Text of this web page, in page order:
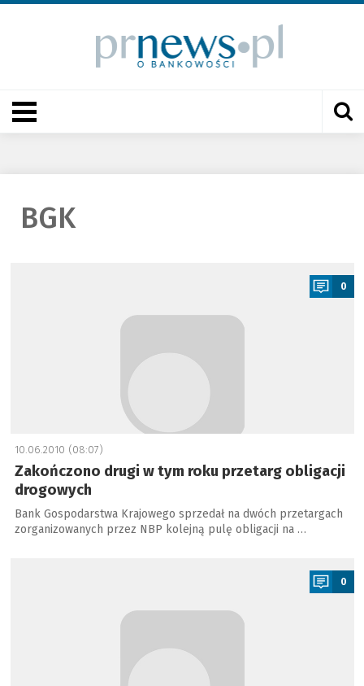
BGK
0
10.06.2010 (08:07)
Zakończono drugi w tym roku przetarg obligacji
drogowych
Bank Gospodarstwa Krajowego sprzedał na dwóch przetargach
zorganizowanych przez NBP kolejną pulę obligacji na …
0